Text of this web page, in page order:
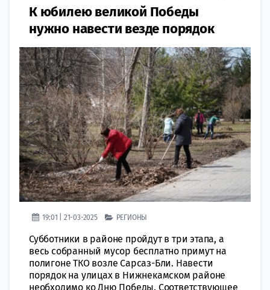
К юбилею великой Победы
нужно навести везде порядок
19:01 | 21-03-2025 РЕГИОНЫ
Субботники в районе пройдут в три этапа, а
весь собранный мусор бесплатно примут на
полигоне ТКО возле Сарсаз-Бли. Навести
порядок на улицах в Нижнекамском районе
необходимо ко Дню Победы. Соответствующее